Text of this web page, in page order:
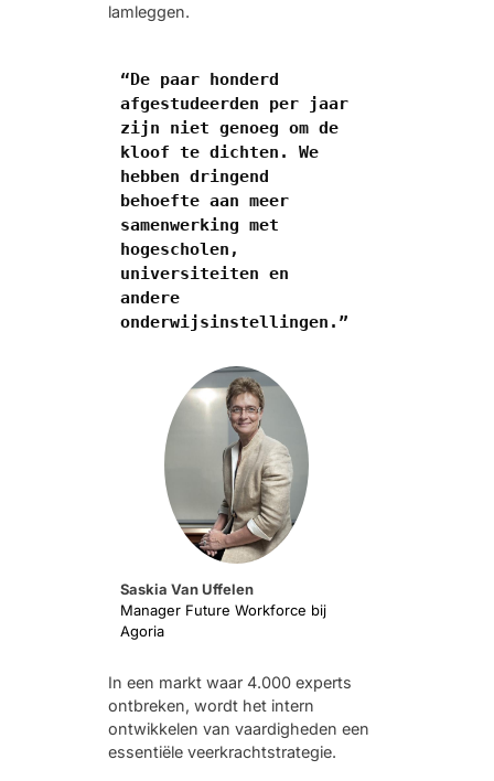
lamleggen.
“De paar honderd
afgestudeerden per jaar
zijn niet genoeg om de
kloof te dichten. We
hebben dringend
behoefte aan meer
samenwerking met
hogescholen,
universiteiten en
andere
onderwijsinstellingen.”
Saskia Van Uffelen
Manager Future Workforce bij
Agoria
In een markt waar 4.000 experts
ontbreken, wordt het intern
ontwikkelen van vaardigheden een
essentiële veerkrachtstrategie.